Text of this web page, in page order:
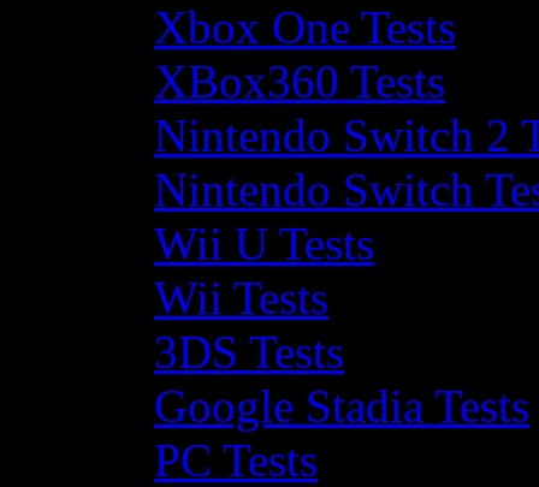
Xbox One Tests
XBox360 Tests
Nintendo Switch 2
Nintendo Switch
Wii U Tests
Wii Tests
3DS Tests
Google Stadia Tests
PC Tests